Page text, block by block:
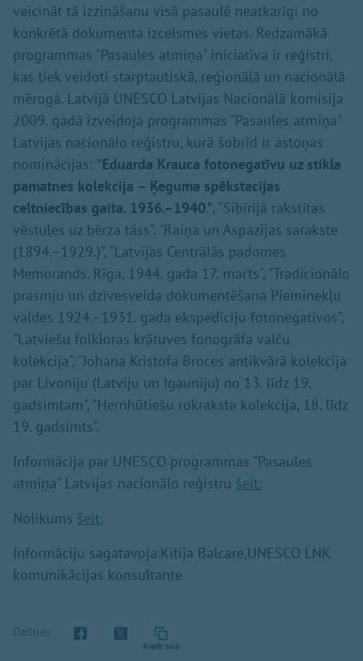
veicināt tā izzināšanu visā pasaulē neatkarīgi no
konkrētā dokumenta izcelsmes vietas. Redzamākā
programmas "Pasaules atmiņa" iniciatīva ir reģistri,
kas tiek veidoti starptautiskā, reģionālā un nacionālā
mērogā. Latvijā UNESCO Latvijas Nacionālā komisija
2009. gadā izveidoja programmas "Pasaules atmiņa"
Latvijas nacionālo reģistru, kurā šobrīd ir astoņas
nominācijas: "Eduarda Krauca fotonegatīvu uz stikla
pamatnes kolekcija – Ķeguma spēkstacijas
celtniecības gaita. 1936.–1940.", "Sibīrijā rakstītas
vēstules uz bērza tāss", "Raiņa un Aspazijas sarakste
(1894.–1929.)”, "Latvijas Centrālās padomes
Memorands. Rīga, 1944. gada 17. marts", "Tradicionālo
prasmju un dzīvesveida dokumentēšana Pieminekļu
valdes 1924.–1931. gada ekspedīciju fotonegatīvos",
"Latviešu folkloras krātuves fonogrāfa valču
kolekcija", "Johana Kristofa Broces antikvārā kolekcija
par Livoniju (Latviju un Igauniju) no 13. līdz 19.
gadsimtam", "Hernhūtiešu rokraksta kolekcija, 18. līdz
19. gadsimts".
Informācija par UNESCO programmas "Pasaules
atmiņa" Latvijas nacionālo reģistru šeit:
Nolikums šeit:
Informāciju sagatavoja:Kitija Balcare,UNESCO LNK
komunikācijas konsultante
Dalīties
Kopēt saiti